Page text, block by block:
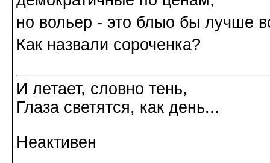
но вольер - это блыо бы лучше
Как назвали сороченка?
И летает, словно тень,
Глаза светятся, как день...
Неактивен